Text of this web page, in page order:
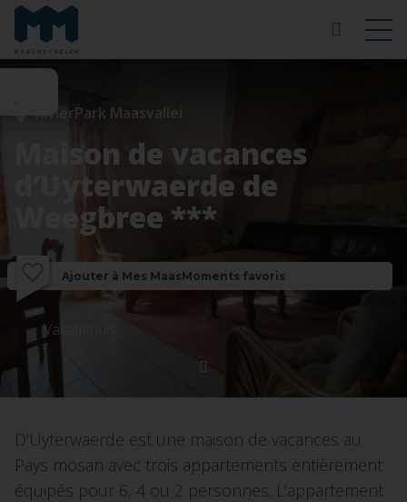
RivierPark Maasvallei
Maison de vacances
d’Uyterwaerde de
Weegbree ***
Ajouter à Mes MaasMoments favoris
Vakatiehuis
D'Uyterwaerde est une maison de vacances au
Pays mosan avec trois appartements entièrement
équipés pour 6, 4 ou 2 personnes. L’appartement